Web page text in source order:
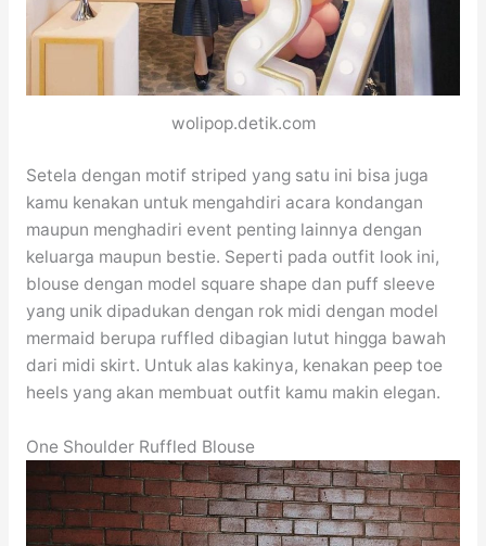
wolipop.detik.com
Setela dengan motif striped yang satu ini bisa juga
kamu kenakan untuk mengahdiri acara kondangan
maupun menghadiri event penting lainnya dengan
keluarga maupun bestie. Seperti pada outfit look ini,
blouse dengan model square shape dan puff sleeve
yang unik dipadukan dengan rok midi dengan model
mermaid berupa ruffled dibagian lutut hingga bawah
dari midi skirt. Untuk alas kakinya, kenakan peep toe
heels yang akan membuat outfit kamu makin elegan.
One Shoulder Ruffled Blouse